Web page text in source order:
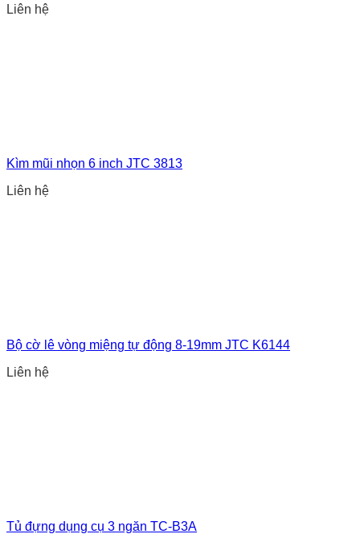
Liên hệ
Kìm mũi nhọn 6 inch JTC 3813
Liên hệ
Bộ cờ lê vòng miệng tự động 8-19mm JTC K6144
Liên hệ
Tủ đựng dụng cụ 3 ngăn TC-B3A